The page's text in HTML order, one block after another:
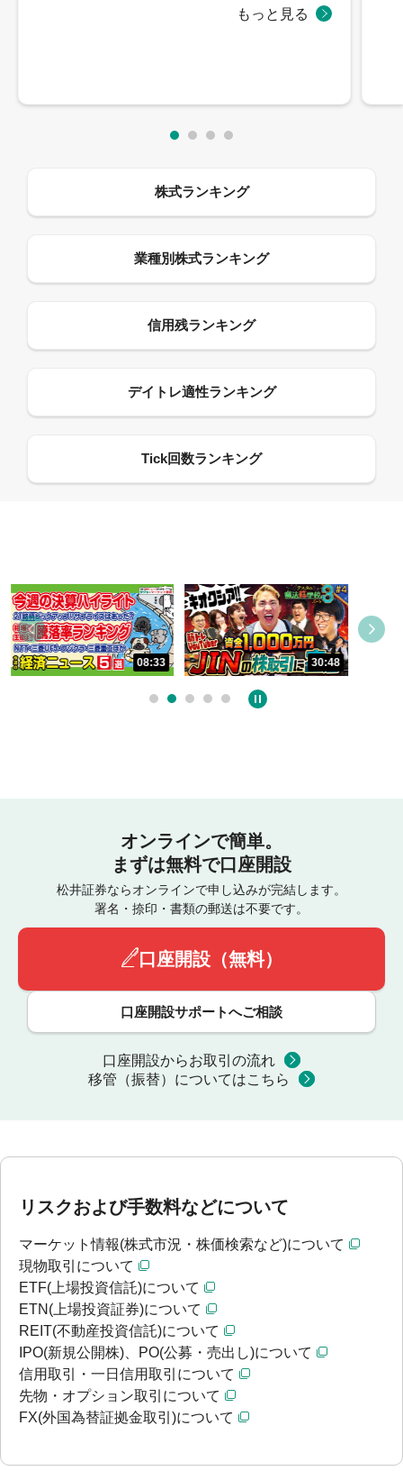
30:48
オンラインで簡単。
まずは無料で口座開設
松井証券ならオンラインで申し込みが完結します。
署名・捺印・書類の郵送は不要です。
口座開設（無料）
口座開設サポートへご相談
口座開設からお取引の流れ
移管（振替）についてはこちら
リスクおよび手数料などについて
マーケット情報(株式市況・株価検索など)について
現物取引について
ETF(上場投資信託)について
ETN(上場投資証券)について
REIT(不動産投資信託)について
IPO(新規公開株)、PO(公募・売出し)について
信用取引・一日信用取引について
先物・オプション取引について
FX(外国為替証拠金取引)について